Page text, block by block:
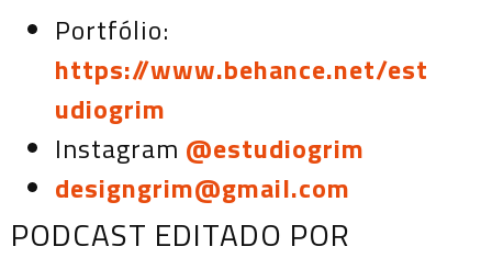
Portfólio:
https://www.behance.net/est
udiogrim
Instagram @estudiogrim
designgrim@gmail.com
PODCAST EDITADO POR